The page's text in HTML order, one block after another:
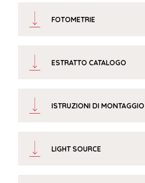
FOTOMETRIE
ESTRATTO CATALOGO
ISTRUZIONI DI MONTAGGIO
LIGHT SOURCE